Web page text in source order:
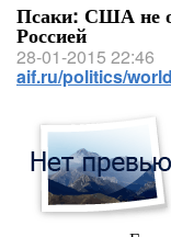
Псаки: США не
Россией
28-01-2015 22:46
aif.ru/politics/